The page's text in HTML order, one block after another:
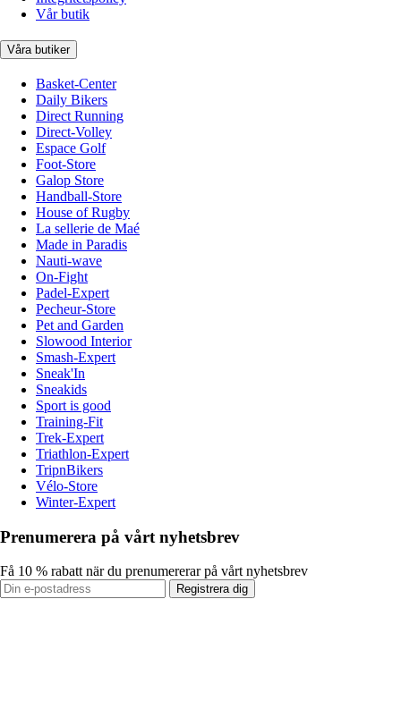
Vår butik
Våra butiker
Basket-Center
Daily Bikers
Direct Running
Direct-Volley
Espace Golf
Foot-Store
Galop Store
Handball-Store
House of Rugby
La sellerie de Maé
Made in Paradis
Nauti-wave
On-Fight
Padel-Expert
Pecheur-Store
Pet and Garden
Slowood Interior
Smash-Expert
Sneak'In
Sneakids
Sport is good
Training-Fit
Trek-Expert
Triathlon-Expert
TripnBikers
Vélo-Store
Winter-Expert
Prenumerera på vårt nyhetsbrev
Få 10 % rabatt när du prenumererar på vårt nyhetsbrev
Registrera dig